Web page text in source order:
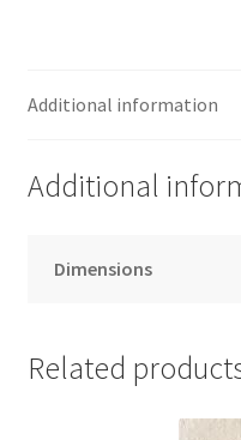
Politică de
Politica de cookie
Plată
Additional information
Additional
Dimensions
Related